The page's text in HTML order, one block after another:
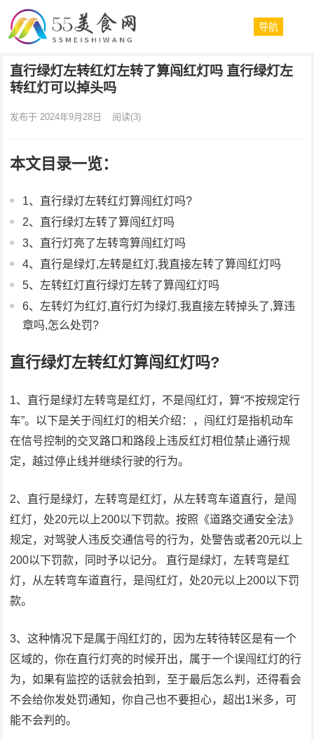
导航
直行绿灯左转红灯左转了算闯红灯吗 直行绿灯左
转红灯可以掉头吗
发布于 2024年9月28日 阅读(3)
本文目录一览：
1、直行绿灯左转红灯算闯红灯吗?
2、直行绿灯左转了算闯红灯吗
3、直行灯亮了左转弯算闯红灯吗
4、直行是绿灯,左转是红灯,我直接左转了算闯红灯吗
5、左转红灯直行绿灯左转了算闯红灯吗
6、左转灯为红灯,直行灯为绿灯,我直接左转掉头了,算违
章吗,怎么处罚?
直行绿灯左转红灯算闯红灯吗?
1、直行是绿灯左转弯是红灯，不是闯红灯，算“不按规定行
车”。以下是关于闯红灯的相关介绍：，闯红灯是指机动车
在信号控制的交叉路口和路段上违反红灯相位禁止通行规
定，越过停止线并继续行驶的行为。
2、直行是绿灯，左转弯是红灯，从左转弯车道直行，是闯
红灯，处20元以上200以下罚款。按照《道路交通安全法》
规定，对驾驶人违反交通信号的行为，处警告或者20元以上
200以下罚款，同时予以记分。 直行是绿灯，左转弯是红
灯，从左转弯车道直行，是闯红灯，处20元以上200以下罚
款。
3、这种情况下是属于闯红灯的，因为左转待转区是有一个
区域的，你在直行灯亮的时候开出，属于一个误闯红灯的行
为，如果有监控的话就会拍到，至于最后怎么判，还得看会
不会给你发处罚通知，你自己也不要担心，超出1米多，可
能不会判的。